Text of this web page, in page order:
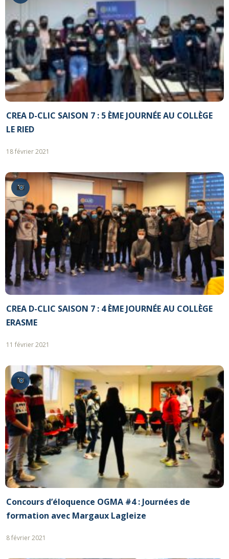
CREA D-CLIC SAISON 7 : 5 ÈME JOURNÉE AU COLLÈGE
LE RIED
18 février 2021
CREA D-CLIC SAISON 7 : 4 ÈME JOURNÉE AU COLLÈGE
ERASME
11 février 2021
Concours d’éloquence OGMA #4 : Journées de
formation avec Margaux Lagleize
8 février 2021